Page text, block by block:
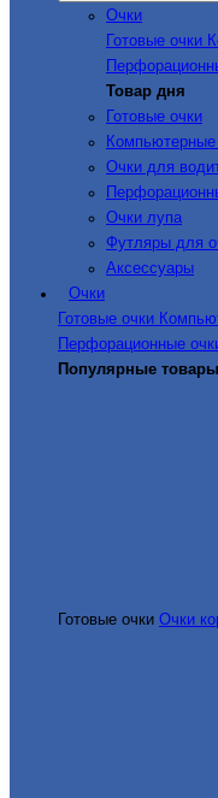
Очки
Готовые очки
Товар дня
Готовые очки
Компьютерные
Очки для
Очки лупа
Футляры для
Аксессуары
Очки
Готовые очки
Перфорационные
Популярные товары
Готовые очки Очки